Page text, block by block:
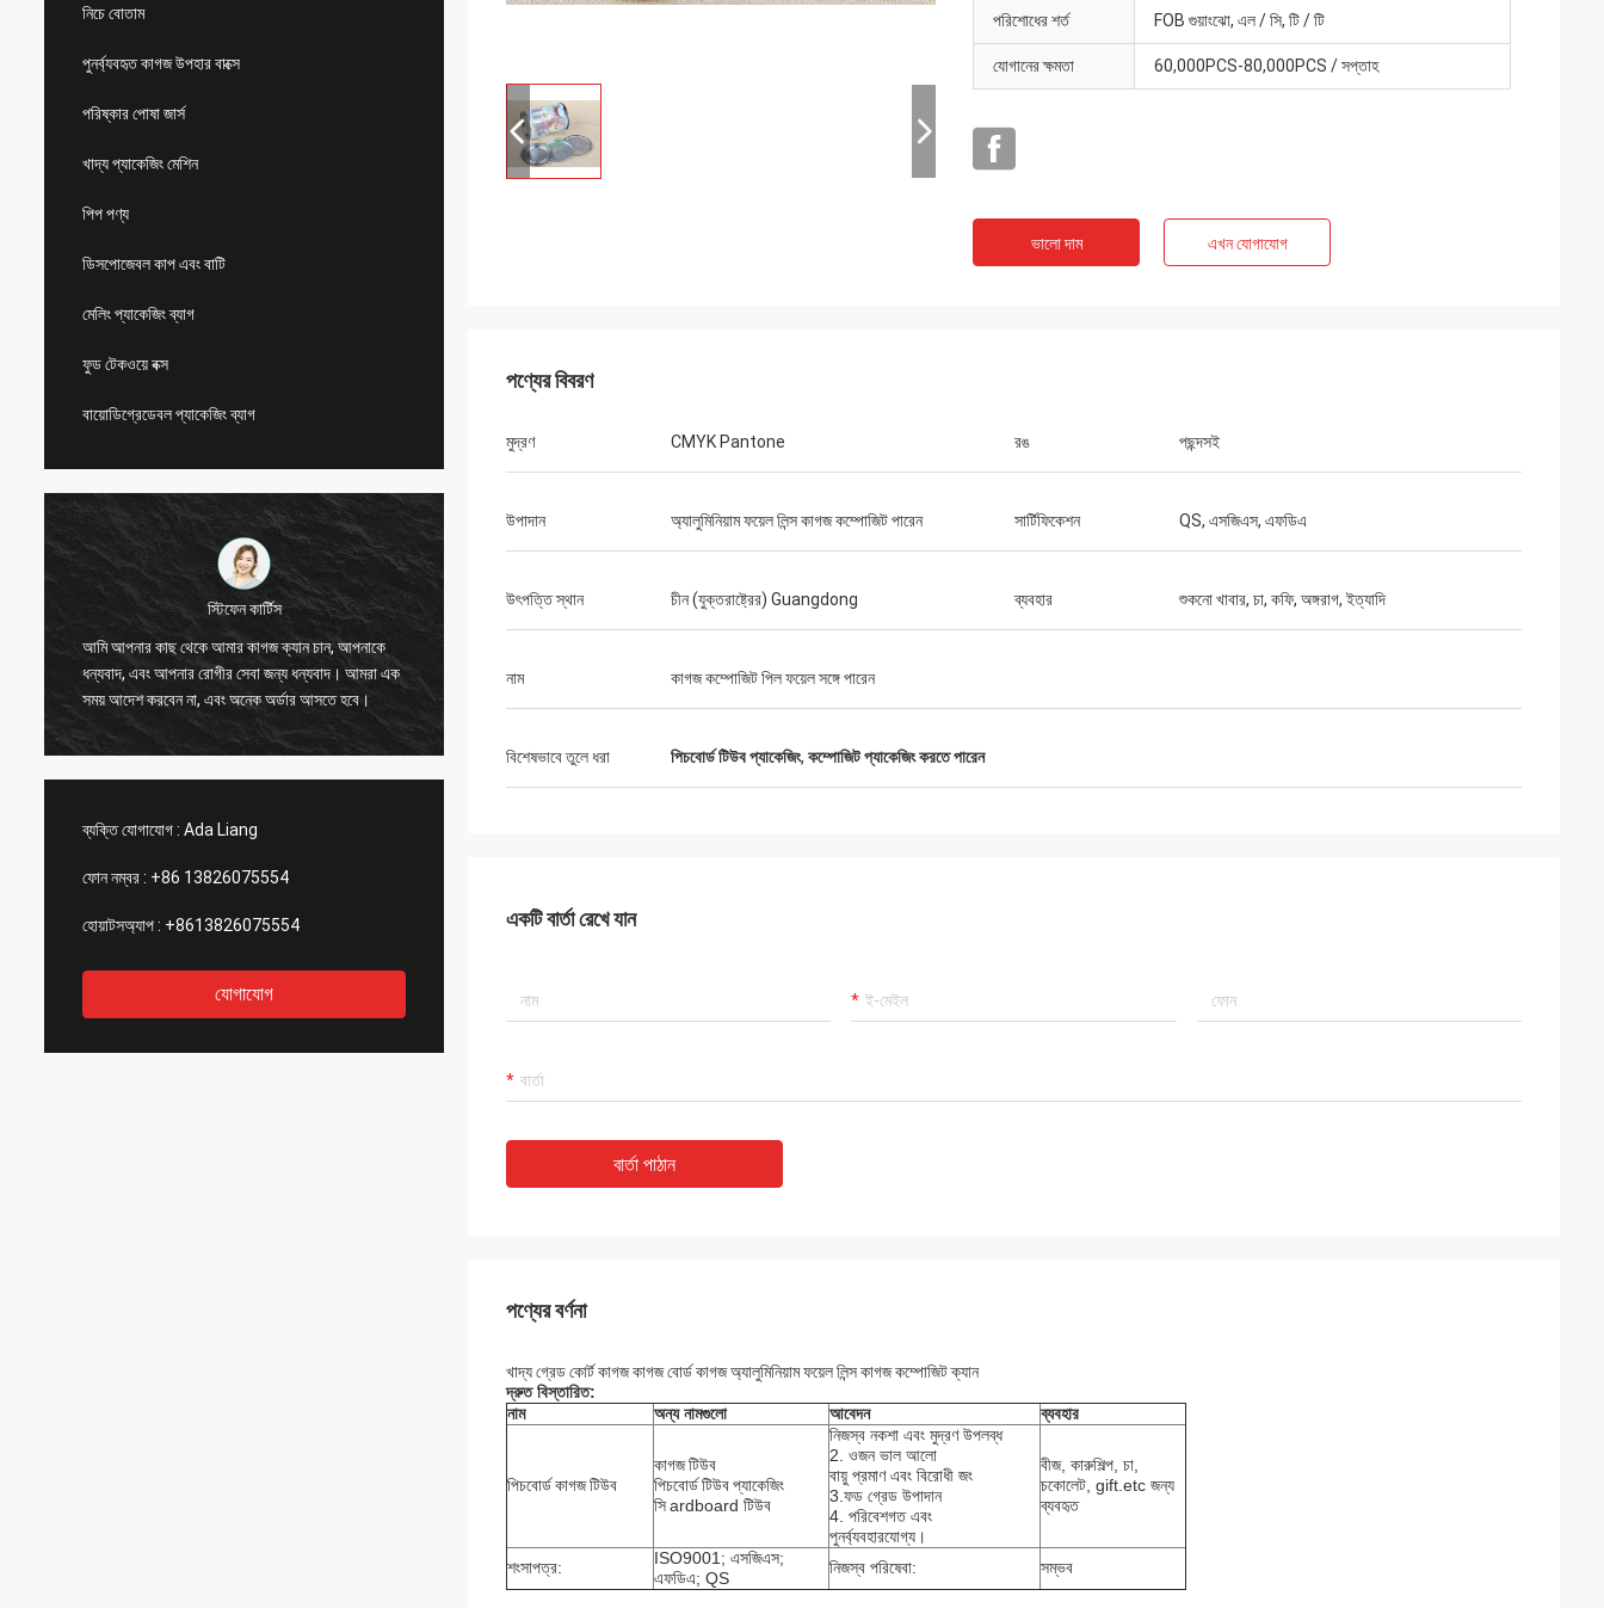
নিচে বোতাম
পুনর্ব্যবহৃত কাগজ উপহার বাক্সে
পরিষ্কার পোষা জার্স
খাদ্য প্যাকেজিং মেশিন
পিপ পণ্য
ডিসপোজেবল কাপ এবং বাটি
মেলিং প্যাকেজিং ব্যাগ
ফুড টেকওয়ে বক্স
বায়োডিগ্রেডেবল প্যাকেজিং ব্যাগ
স্টিফেন কার্টিস
আমি আপনার কাছ থেকে আমার কাগজ ক্যান চান, আপনাকে
ধন্যবাদ, এবং আপনার রোগীর সেবা জন্য ধন্যবাদ। আমরা এক
সময় আদেশ করবেন না, এবং অনেক অর্ডার আসতে হবে।
আমি তোমার সাথে যোগাযোগ রাখবো .
ব্যারি ওয়েইস
ব্যক্তি যোগাযোগ : Ada Liang
ফোন নম্বর : +86 13826075554
হোয়াটসঅ্যাপ : +8613826075554
যোগাযোগ
পরিশোধের শর্ত FOB গুয়াংঝো, এল / সি, টি / টি
যোগানের ক্ষমতা 60,000PCS-80,000PCS / সপ্তাহ
ভালো দাম এখন যোগাযোগ
পণ্যের বিবরণ
মুদ্রণ CMYK Pantone রঙ পছন্দসই
উপাদান অ্যালুমিনিয়াম ফয়েল লিন্স কাগজ কম্পোজিট পারেন সার্টিফিকেশন QS, এসজিএস, এফডিএ
উৎপত্তি স্থান চীন (যুক্তরাষ্ট্রের) Guangdong ব্যবহার শুকনো খাবার, চা, কফি, অঙ্গরাগ, ইত্যাদি
নাম কাগজ কম্পোজিট পিল ফয়েল সঙ্গে পারেন
বিশেষভাবে তুলে ধরা পিচবোর্ড টিউব প্যাকেজিং, কম্পোজিট প্যাকেজিং করতে পারেন
একটি বার্তা রেখে যান
বার্তা পাঠান
পণ্যের বর্ণনা
খাদ্য গ্রেড কোর্ট কাগজ কাগজ বোর্ড কাগজ অ্যালুমিনিয়াম ফয়েল লিন্স কাগজ কম্পোজিট ক্যান
দ্রুত বিস্তারিত:
নাম
অন্য নামগুলো আবেদন ব্যবহার
পিচবোর্ড কাগজ টিউব
কাগজ টিউব
পিচবোর্ড টিউব প্যাকেজিং
সিardboard টিউব
নিজস্ব নকশা এবং মুদ্রণ উপলব্ধ
2. ওজন ভাল আলো
বায়ু প্রমাণ এবং বিরোধী জং
3.ফড গ্রেড উপাদান
4. পরিবেশগত এবং
পুনর্ব্যবহারযোগ্য।
বীজ, কারুশিল্প, চা,
চকোলেট, gift.etc জন্য
ব্যবহৃত
শংসাপত্র:
ISO9001; এসজিএস;
এফডিএ; QS
নিজস্ব পরিষেবা: সম্ভব